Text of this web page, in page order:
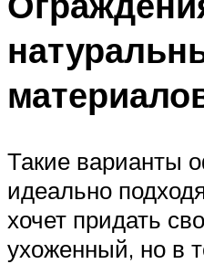
Такие варианты
идеально
хочет придать
ухоженный, но в